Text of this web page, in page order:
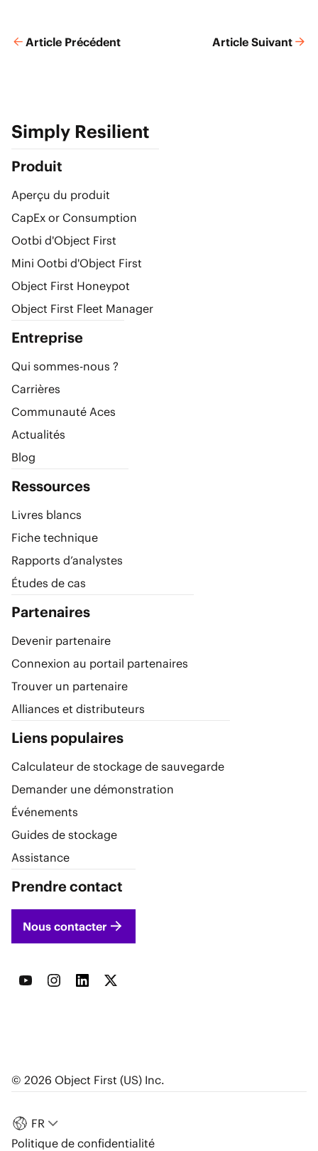
Article Précédent Article Suivant
Simply Resilient
Produit
Aperçu du produit
CapEx or Consumption
Ootbi d'Object First
Mini Ootbi d'Object First
Object First Honeypot
Object First Fleet Manager
Entreprise
Qui sommes-nous ?
Carrières
Communauté Aces
Actualités
Blog
Ressources
Livres blancs
Fiche technique
Rapports d’analystes
Études de cas
Partenaires
Devenir partenaire
Connexion au portail partenaires
Trouver un partenaire
Alliances et distributeurs
Liens populaires
Calculateur de stockage de sauvegarde
Demander une démonstration
Événements
Guides de stockage
Assistance
Prendre contact
Nous contacter
FR
Politique de confidentialité
© 2026 Object First (US) Inc.